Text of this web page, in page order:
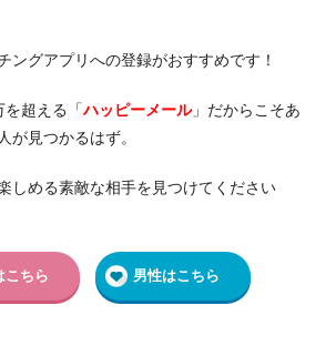
ングアプリへの登録がおすすめです！
を超える「ハッピーメール」だからこそあ
が見つかるはず。
しめる素敵な相手を見つけてください
こちら 男性はこちら